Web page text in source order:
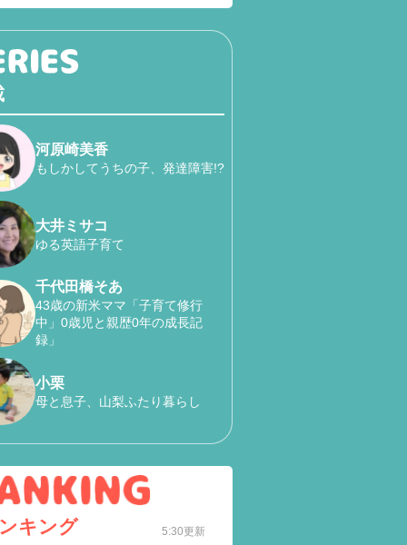
河原崎美香
もしかしてうちの子、発達障害!?
大井ミサコ
ゆる英語子育て
千代田橋そあ
43歳の新米ママ「子育て修行
中」0歳児と親歴0年の成長記
録」
小栗
母と息子、山梨ふたり暮らし
キング 5:30更新